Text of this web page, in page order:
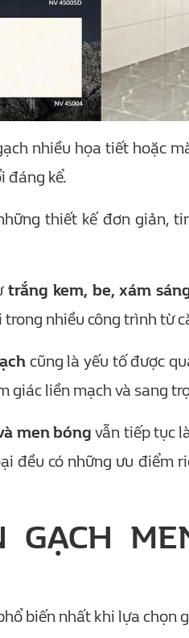
nhiều họa tiết hoặc
đáng kể.
thiết kế đơn giản,
trắng kem, be, xám
nhiều công trình từ
cũng là yếu tố được
giác liền mạch và sang
men bóng vẫn tiếp tục
đều có những ưu điểm
GẠCH
biến nhất khi lựa chọn